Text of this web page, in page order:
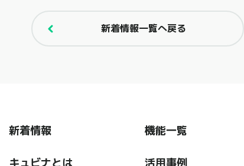
新着情報一覧へ戻る
新着情報
キュビナとは
機能一覧
活用事例